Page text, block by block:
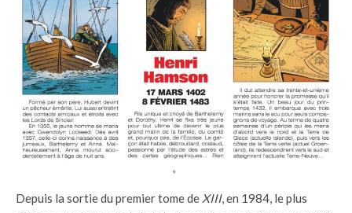
Depuis la sortie du premier tome de XIII, en 1984, le plus